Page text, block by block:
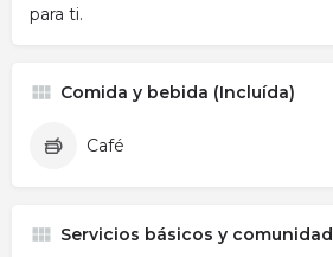
para ti.
Comida y bebida (Incluída)
Café
Servicios básicos y comunidad